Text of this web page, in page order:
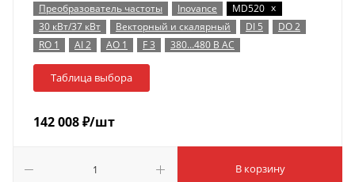
Преобразователь частоты Inovance MD520 x
30 кВт/37 кВт
Векторный и скалярный DI 5
DO 2
RO 1
AI 2 AO 1 F 3 380…480 В AC
Таблица выбора
142 008₽/шт
В корзину